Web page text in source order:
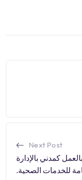
Next Post
كمدني بالإدارة
للخدمات الصحية.